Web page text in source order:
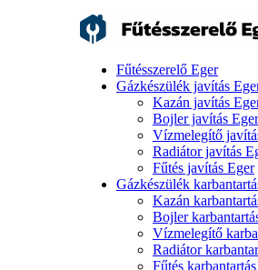
Fűtésszerelő Eger
Gázkészülék javítás
Kazán javítás
Bojler javítás Eger
Vízmelegítő
Radiátor javítás
Fűtés javítás Eger
Gázkészülék
Kazán
Bojler
Vízmelegítő
Radiátor
Fűtés